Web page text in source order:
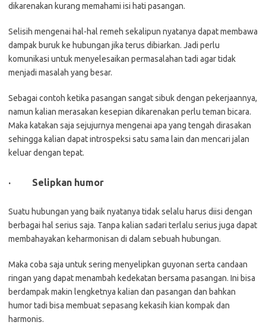
dikarenakan kurang memahami isi hati pasangan.
Selisih mengenai hal-hal remeh sekalipun nyatanya dapat membawa
dampak buruk ke hubungan jika terus dibiarkan. Jadi perlu
komunikasi untuk menyelesaikan permasalahan tadi agar tidak
menjadi masalah yang besar.
Sebagai contoh ketika pasangan sangat sibuk dengan pekerjaannya,
namun kalian merasakan kesepian dikarenakan perlu teman bicara.
Maka katakan saja sejujurnya mengenai apa yang tengah dirasakan
sehingga kalian dapat introspeksi satu sama lain dan mencari jalan
keluar dengan tepat.
· Selipkan humor
Suatu hubungan yang baik nyatanya tidak selalu harus diisi dengan
berbagai hal serius saja. Tanpa kalian sadari terlalu serius juga dapat
membahayakan keharmonisan di dalam sebuah hubungan.
Maka coba saja untuk sering menyelipkan guyonan serta candaan
ringan yang dapat menambah kedekatan bersama pasangan. Ini bisa
berdampak makin lengketnya kalian dan pasangan dan bahkan
humor tadi bisa membuat sepasang kekasih kian kompak dan
harmonis.